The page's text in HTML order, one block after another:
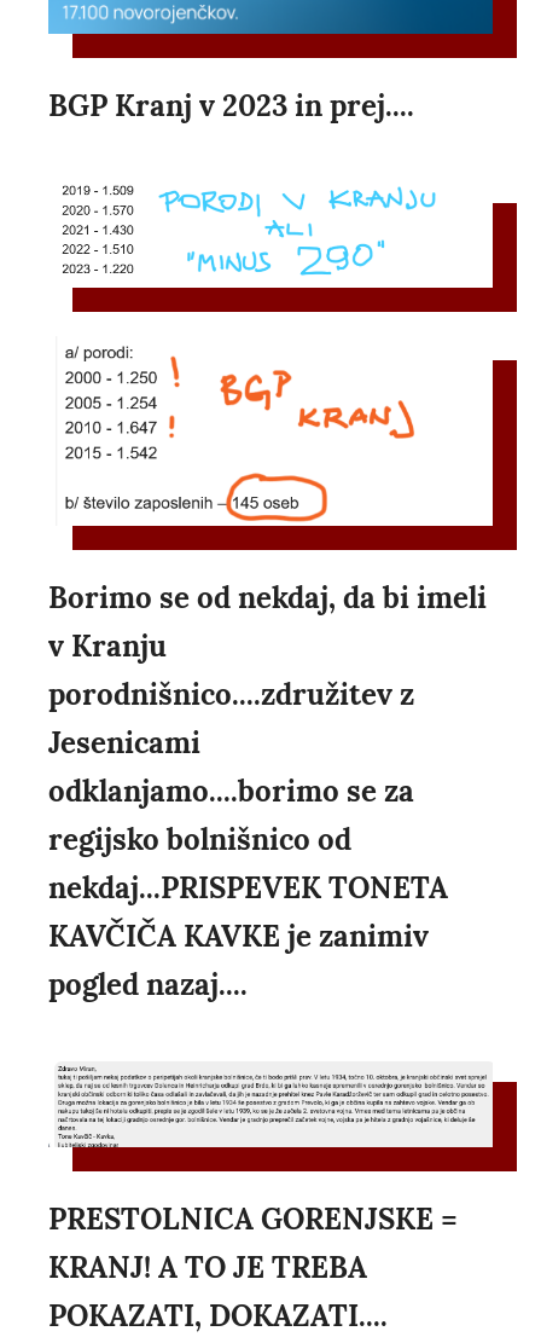
BGP Kranj v 2023 in prej....
Borimo se od nekdaj, da bi imeli
v Kranju
porodnišnico....združitev z
Jesenicami
odklanjamo....borimo se za
regijsko bolnišnico od
nekdaj...PRISPEVEK TONETA
KAVČIČA KAVKE je zanimiv
pogled nazaj....
PRESTOLNICA GORENJSKE =
KRANJ! A TO JE TREBA
POKAZATI, DOKAZATI....